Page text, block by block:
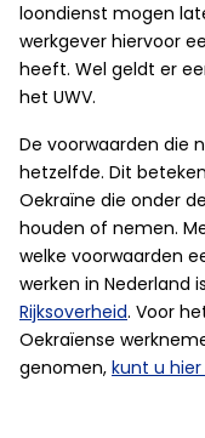
loondienst mogen
werkgever hiervoor
heeft. Wel geldt er
het UWV.
De voorwaarden die
hetzelfde. Dit
Oekraïne die onder
houden of nemen.
welke voorwaarden
werken in Nederland
Rijksoverheid. Voor
Oekraïense
genomen, kunt u